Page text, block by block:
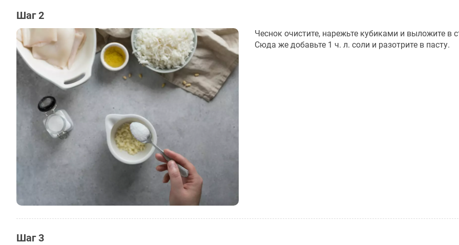
Шаг 2
Чеснок очистите, нарежьте кубиками и выложите в
Сюда же добавьте 1 ч. л. соли и разотрите в пасту.
Шаг 3